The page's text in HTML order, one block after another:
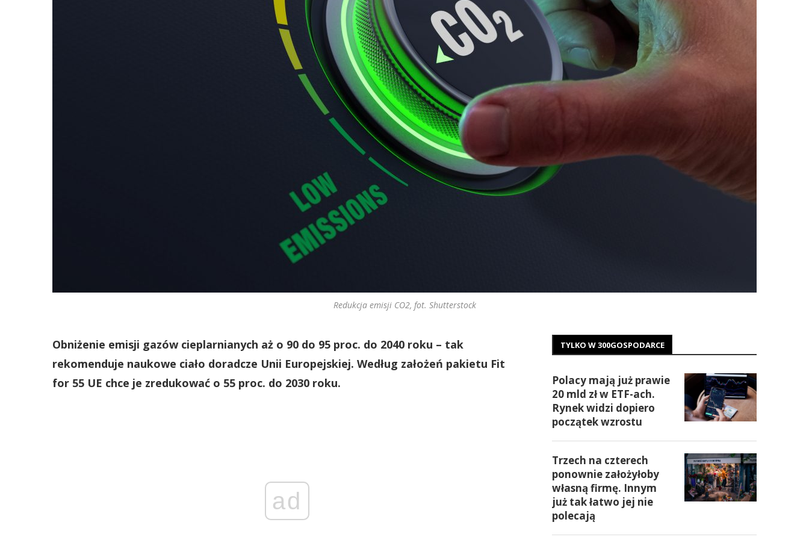
Redukcja emisji CO2, fot. Shutterstock
Obniżenie emisji gazów cieplarnianych aż o 90 do 95 proc. do 2040 roku – tak
rekomenduje naukowe ciało doradcze Unii Europejskiej. Według założeń pakietu Fit
for 55 UE chce je zredukować o 55 proc. do 2030 roku.
ad
TYLKO W 300GOSPODARCE
Polacy mają już prawie
20 mld zł w ETF-ach.
Rynek widzi dopiero
początek wzrostu
Trzech na czterech
ponownie założyłoby
własną firmę. Innym
już tak łatwo jej nie
polecają